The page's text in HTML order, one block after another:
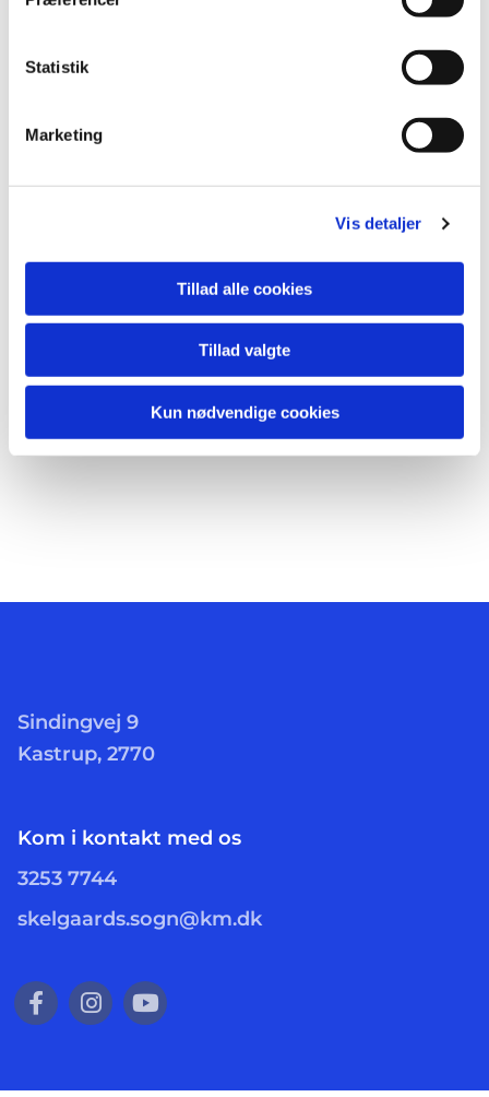
Statistik
Marketing
Vis detaljer
Tillad alle cookies
Tillad valgte
Kun nødvendige cookies
Sindingvej 9
Kastrup, 2770
Kom i kontakt med os
3253 7744
skelgaards.sogn@km.dk